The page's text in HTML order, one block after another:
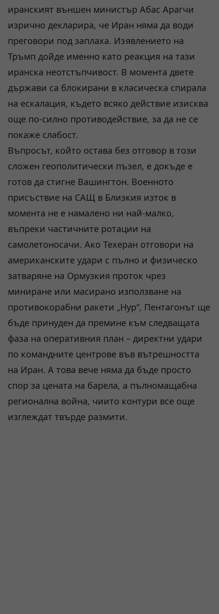
иранският външен министър Абас Арагчи
изрично декларира, че Иран няма да води
преговори под заплаха. Изявлението на
Тръмп дойде именно като реакция на тази
иранска неотстъпчивост. В момента двете
държави са блокирани в класическа спирала
на ескалация, където всяко действие изисква
още по-силно противодействие, за да не се
покаже слабост.
Въпросът, който остава без отговор в този
сложен геополитически пъзел, е докъде е
готов да стигне Вашингтон. Военното
присъствие на САЩ в Близкия изток в
момента не е намалено ни най-малко,
въпреки частичните ротации на
самолетоносачи. Ако Техеран отговори на
американските удари с пълно и физическо
затваряне на Ормузкия проток чрез
миниране или масирано използване на
противокорабни ракети „Нур“, Пентагонът ще
бъде принуден да премине към следващата
фаза на оперативния план – директни удари
по командните центрове във вътрешността
на Иран. А това вече няма да бъде просто
спор за цената на барела, а пълномащабна
регионална война, чиито контури все още
изглеждат твърде размити.